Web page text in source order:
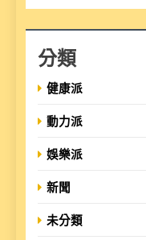
分類
健康派
動力派
娛樂派
新聞
未分類